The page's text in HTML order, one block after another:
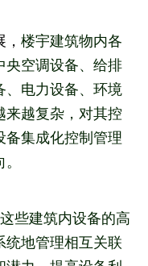
， 楼宇建筑物内各
央空调设备、给排
、电力设备、环境
来越复杂，对其控
备集成化控制管理
些建筑内设备的高
统地管理相互关联